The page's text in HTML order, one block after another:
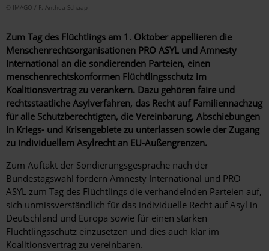
© IMAGO / F. Anthea Schaap
Zum Tag des Flüchtlings am 1. Oktober appellieren die
Menschenrechtsorganisationen PRO ASYL und Amnesty
International an die sondierenden Parteien, einen
menschenrechtskonformen Flüchtlingsschutz im
Koalitionsvertrag zu verankern. Dazu gehören faire und
rechtsstaatliche Asylverfahren, das Recht auf Familiennachzug
für alle Schutzberechtigten, die Vereinbarung, Abschiebungen
in Kriegs- und Krisengebiete zu unterlassen sowie der Zugang
zu individuellem Asylrecht an EU-Außengrenzen.
Zum Auftakt der Sondierungsgespräche nach der
Bundestagswahl fordern Amnesty International und PRO
ASYL zum Tag des Flüchtlings die verhandelnden Parteien auf,
sich unmissverständlich für das individuelle Recht auf Asyl in
Deutschland und Europa sowie für einen starken
Flüchtlingsschutz einzusetzen und dies auch klar im
Koalitionsvertrag zu vereinbaren.